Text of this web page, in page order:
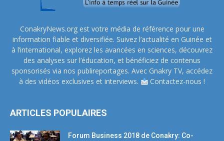
ConakryNews.org est votre média de référence pour une
information fiable et diversifiée. Suivez l’actualité en Guinée et
à l’international, explorez les avancées en sciences, découvrez
des analyses sur l’éducation, et bénéficiez de contenus
sponsorisés via nos publireportages. Avec Gnakry TV, accédez
à des vidéos exclusives et interviews.
Contactez-nous !
ARTICLES POPULAIRES
Forum Business 2018 de Conakry: Co-